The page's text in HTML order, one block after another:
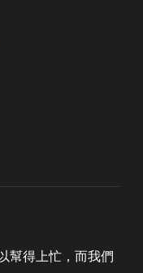
幫得上忙，而我們